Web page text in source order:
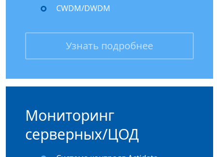
CWDM/DWDM
Узнать подробнее
Мониторинг
серверных/ЦОД